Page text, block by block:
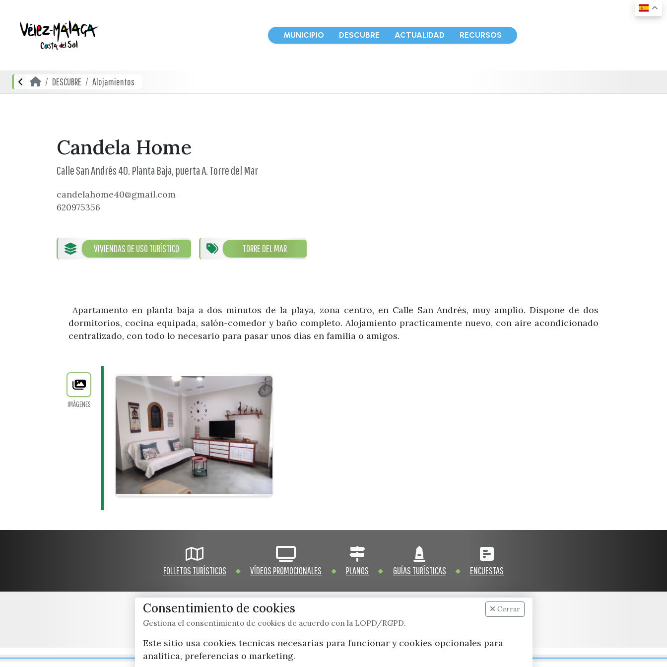
MUNICIPIO DESCUBRE ACTUALIDAD RECURSOS
DESCUBRE Alojamientos
Candela Home
Calle San Andrés 40. Planta Baja, puerta A. Torre del Mar
candelahome40@gmail.com
620975356
VIVIENDAS DE USO TURÍSTICO TORRE DEL MAR
Apartamento en planta baja a dos minutos de la playa, zona centro, en Calle San Andrés, muy amplio. Dispone de dos
dormitorios, cocina equipada, salón-comedor y baño completo. Alojamiento practicamente nuevo, con aire acondicionado
centralizado, con todo lo necesario para pasar unos días en familia o amigos.
IMÁGENES
FOLLETOS TURÍSTICOS VÍDEOS PROMOCIONALES PLANOS GUÍAS TURÍSTICAS ENCUESTAS
instagram
Consentimiento de cookies
Gestiona el consentimiento de cookies de acuerdo con la LOPD/RGPD.
Cerrar
Este sitio usa cookies tecnicas necesarias para funcionar y cookies opcionales para
analitica, preferencias o marketing.